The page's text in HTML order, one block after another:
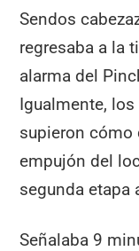
Sendos
regresaba a la
alarma del
Igualmente,
supieron cómo
empujón del
segunda etapa
Señalaba 9